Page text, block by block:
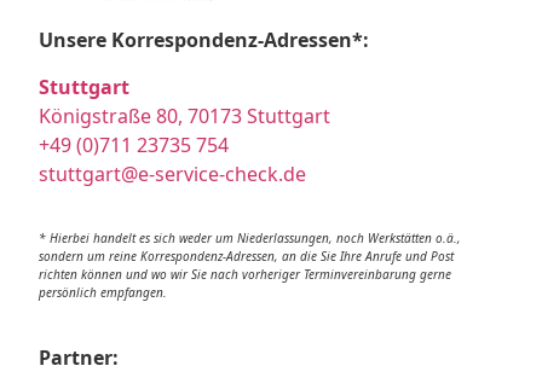
Unsere Korrespondenz-Adressen*:
Stuttgart
Königstraße 80, 70173 Stuttgart
+49 (0)711 23735 754
stuttgart@e-service-check.de
* Hierbei handelt es sich weder um Niederlassungen, noch Werkstätten o.ä.,
sondern um reine Korrespondenz-Adressen, an die Sie Ihre Anrufe und Post
richten können und wo wir Sie nach vorheriger Terminvereinbarung gerne
persönlich empfangen.
Partner: